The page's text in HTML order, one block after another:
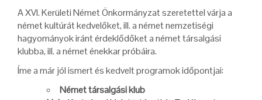
A XVI. Kerületi Német Önkormányzat szeretettel várja a
német kultúrát kedvelőket, ill. a német nemzetiségi
hagyományok iránt érdeklődőket a német társalgási
klubba, ill. a német énekkar próbáira.
Íme a már jól ismert és kedvelt programok időpontjai:
Német társalgási klub